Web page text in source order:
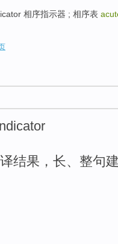
相序指示器 ; 相序表
结果，长、整句